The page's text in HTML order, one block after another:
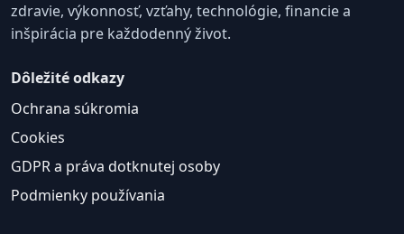
zdravie, výkonnosť, vzťahy, technológie, financie a
inšpirácia pre každodenný život.
Dôležité odkazy
Ochrana súkromia
Cookies
GDPR a práva dotknutej osoby
Podmienky používania